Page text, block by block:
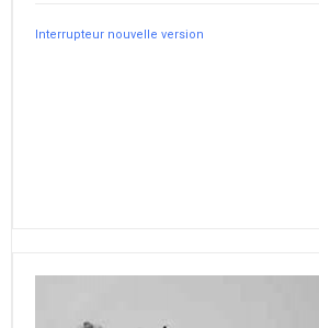
Interrupteur nouvelle version